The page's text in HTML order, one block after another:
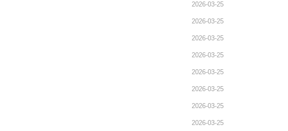
2026-03-25
2026-03-25
2026-03-25
2026-03-25
2026-03-25
2026-03-25
2026-03-25
2026-03-25